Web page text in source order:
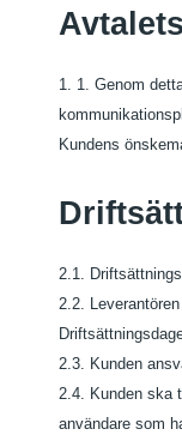
1. 1. Genom
Kundens
2.1.
2.2.
2.3. Kunden
2.4. Kunden ska
användare som